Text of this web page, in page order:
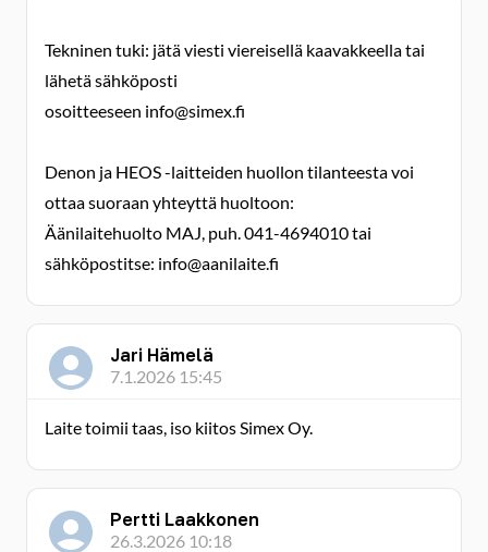
Tekninen tuki: jätä viesti viereisellä kaavakkeella tai
lähetä sähköposti
osoitteeseen info@simex.fi
Denon ja HEOS -laitteiden huollon tilanteesta voi
ottaa suoraan yhteyttä huoltoon:
Äänilaitehuolto MAJ, puh. 041-4694010 tai
sähköpostitse: info@aanilaite.fi
Jari Hämelä
7.1.2026 15:45
Laite toimii taas, iso kiitos Simex Oy.
Pertti Laakkonen
26.3.2026 10:18